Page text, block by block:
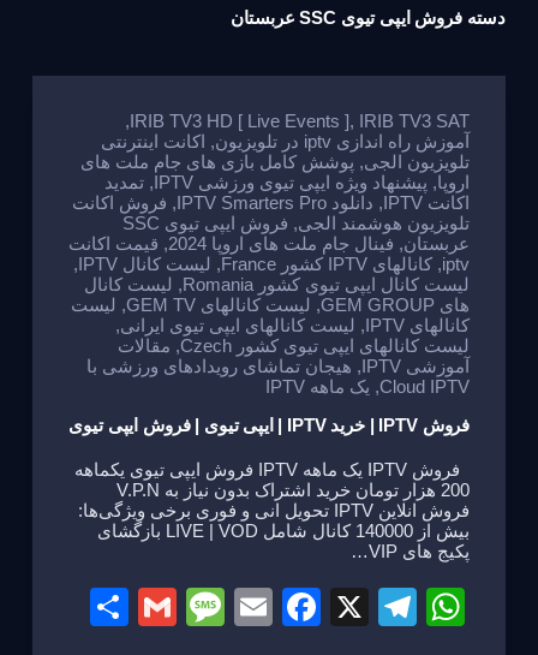
دسته فروش ایپی تیوی SSC عربستان
IRIB TV3 HD [ Live Events ], IRIB TV3 SAT
,
آموزش راه اندازی iptv در تلویزیون
, اکانت اینترنتی
تلویزیون الجی, پوشش کامل بازی های جام ملت های
اروپا, پیشنهاد ویژه ایپی تیوی ورزشی IPTV , تمدید
اکانت IPTV
, دانلود IPTV Smarters Pro , فروش اکانت
تلویزیون هوشمند الجی,
فروش ایپی تیوی SSC
عربستان, فینال جام ملت های اروپا 2024 , قیمت اکانت
iptv
, کانالهای IPTV کشور France , لیست کانال IPTV
,
لیست کانال ایپی تیوی کشور Romania
, لیست کانال
های GEM GROUP
, لیست کانالهای GEM TV , لیست
کانالهای IPTV
, لیست کانالهای ایپی تیوی ایرانی,
لیست کانالهای ایپی تیوی کشور Czech
, مقالات
آموزشی IPTV
, هیجان تماشای رویدادهای ورزشی با
Cloud IPTV
, یک ماهه IPTV
فروش IPTV | خرید IPTV | ایپی تیوی | فروش ایپی تیوی
فروش IPTV یک ماهه IPTV فروش ایپی تیوی یکماهه
200 هزار تومان خرید اشتراک بدون نیاز به V.P.N
فروش انلاین IPTV تحویل انی و فوری برخی ویژگی‌ها:
بیش از 140000 کانال شامل LIVE | VOD بازگشای
پکیج های VIP…
W
T
X
F
E
M
G